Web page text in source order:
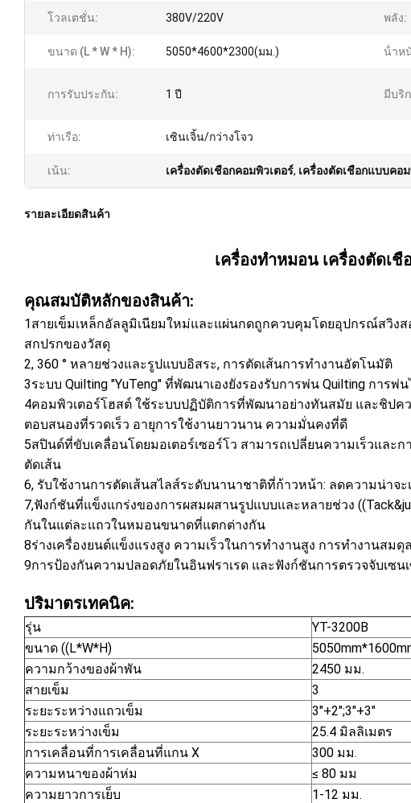
Hu/Vincy Pang
+8618775545882
โวลเตชั่น: 380V/220V พลัง:
ขนาด (L * W * H): 5050*4600*2300(มม.) น้ําห
การรับประกัน: 1 ปี มีบริ
ท่าเรือ: เซินเจิ้น/กว่างโจว
เน้น: เครื่องตัดเชือกคอมพิวเตอร์, เครื่องตัดเชือกแบบคอ
รายละเอียดสินค้า
เครื่องทําหมอน เครื่องตัดเชื
คุณสมบัติหลักของสินค้า:
1สายเข็มเหล็กอัลลูมิเนียมใหม่และแผ่นกดถูกควบคุมโดยอุปกรณ์สวิงส
สกปรกของวัสดุ
2, 360 ° หลายช่วงและรูปแบบอิสระ, การตัดเส้นการทํางานอัตโนมัติ
3ระบบ Quilting "YuTeng" ที่พัฒนาเองยังรองรับการพ่น Quilting การ
4คอมพิวเตอร์โฮสต์ ใช้ระบบปฏิบัติการที่พัฒนาอย่างทันสมัย และชิปค
ตอบสนองที่รวดเร็ว อายุการใช้งานยาวนาน ความมั่นคงที่ดี
5สปินด์ที่ขับเคลื่อนโดยมอเตอร์เซอร์โว สามารถเปลี่ยนความเร็วแล
ตัดเส้น
6, รับใช้งานการตัดเส้นสไลส์ระดับนานาชาติที่ก้าวหน้า: ลดความน่าจ
7,ฟังก์ชันที่แข็งแกร่งของการผสมผสานรูปแบบและหลายช่วง
กันในแต่ละแถวในหมอนขนาดที่แตกต่างกัน
8ร่างเครื่องยนต์แข็งแรงสูง ความเร็วในการทํางานสูง การทํางานสม
9การป้องกันความปลอดภัยในอินฟราเรด และฟังก์ชันการตรวจจับเซ
ปริมาตรเทคนิค:
รุ่น
YT-3200B
ขนาด ((L*W*H)
ความกว้างของผ้าพัน
2450 มม.
สายเข็ม
3
ระยะระหว่างแถวเข็ม
3"+2";3"+3"
ระยะระหว่างเข็ม
25.4 มิลลิเมตร
การเคลื่อนที่การเคลื่อนที่แกน X
300 มม.
ความหนาของผ้าห่ม
≤ 80 มม
ความยาวการเย็บ
1-12 มม.